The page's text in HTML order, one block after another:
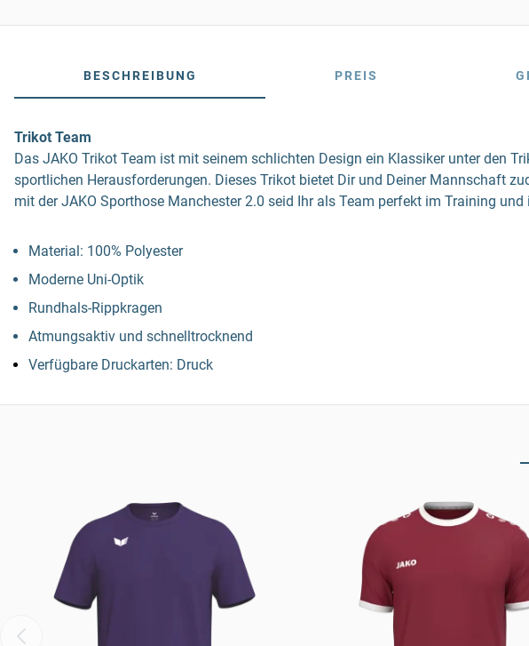
BESCHREIBUNG PREIS
Trikot Team
Das JAKO Trikot Team ist mit seinem schlichten Design ein Klassiker unter den
sportlichen Herausforderungen. Dieses Trikot bietet Dir und Deiner Mannschaft
mit der JAKO Sporthose Manchester 2.0 seid Ihr als Team perfekt im Training
Material: 100% Polyester
Moderne Uni-Optik
Rundhals-Rippkragen
Atmungsaktiv und schnelltrocknend
Verfügbare Druckarten: Druck